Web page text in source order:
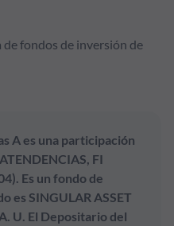
fondos de inversión de
A es una participación
FI
Es un fondo de
es SINGULAR ASSET
U. El Depositario del